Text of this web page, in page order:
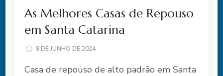
As Melhores Casas de Repouso
em Santa Catarina
8 DE JUNHO DE 2024
Casa de repouso de alto padrão em Santa